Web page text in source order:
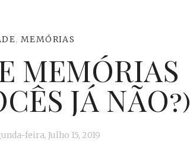
, MEMÓRIAS
MEMÓRIAS
JÁ NÃO?)
feira, Julho 15, 2019